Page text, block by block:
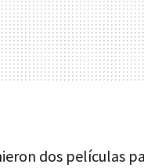
dos películas